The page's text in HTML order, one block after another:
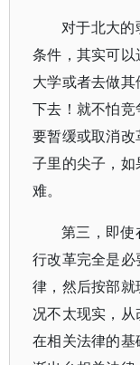
对于北大的
条件，其实可
大学或者去做
下去！就不怕
要暂缓或取消
子里的尖子，
难。
第三，即使
行改革完全是
律，然后按部
况不太现实，
在相关法律的